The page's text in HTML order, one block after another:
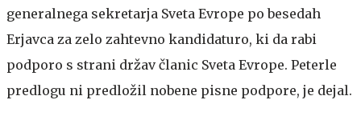
generalnega sekretarja Sveta Evrope po besedah
Erjavca za zelo zahtevno kandidaturo, ki da rabi
podporo s strani držav članic Sveta Evrope. Peterle
predlogu ni predložil nobene pisne podpore, je dejal.